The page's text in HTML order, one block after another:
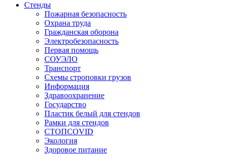
Стенды
Пожарная безопасность
Охрана труда
Гражданская оборона
Электробезопасность
Первая помощь
СОУЭЛО
Транспорт
Схемы строповки грузов
Информация
Здравоохранение
Государство
Пластик белый для стендов
Рамки для стендов
СТОПCOVID
Экология
Здоровое питание